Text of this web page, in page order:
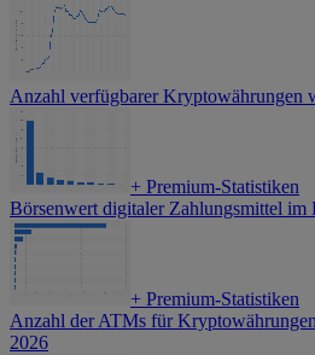
Anzahl verfügbarer Kryptowährungen
+ Premium-Statistiken
Börsenwert digitaler Zahlungsmittel im
+ Premium-Statistiken
Anzahl der ATMs für
2026